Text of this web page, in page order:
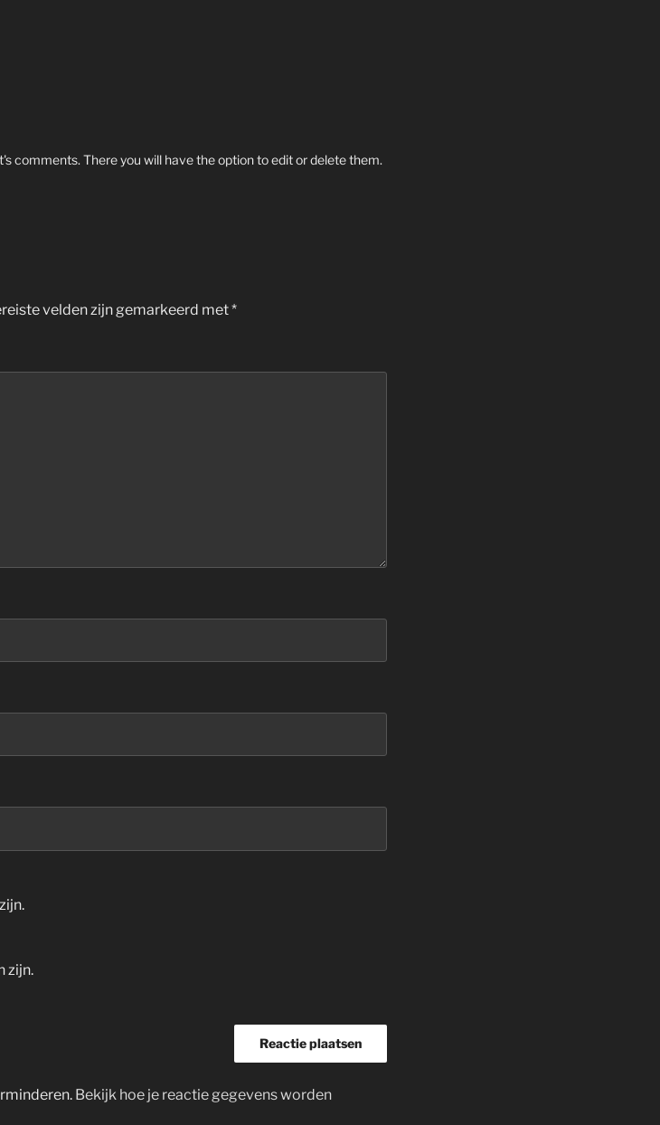
comments. There you will have the option to edit or delete them.
velden zijn gemarkeerd met*
zijn.
Bekijk hoe je reactie gegevens worden